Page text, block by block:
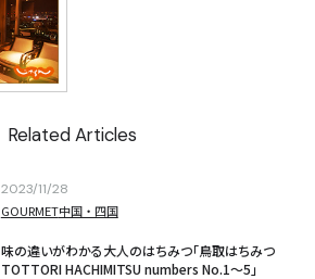
Related Articles
2023/11/28
GOURMET中国・四国
味の違いがわかる大人のはちみつ「鳥取はちみつ
TOTTORI HACHIMITSU numbers No.1～5」